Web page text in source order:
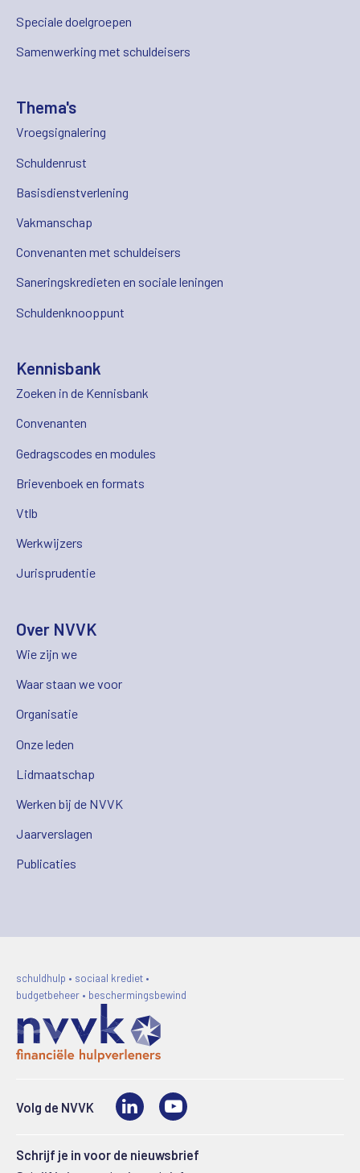
Speciale doelgroepen
Samenwerking met schuldeisers
Thema's
Vroegsignalering
Schuldenrust
Basisdienstverlening
Vakmanschap
Convenanten met schuldeisers
Saneringskredieten en sociale leningen
Schuldenknooppunt
Kennisbank
Zoeken in de Kennisbank
Convenanten
Gedragscodes en modules
Brievenboek en formats
Vtlb
Werkwijzers
Jurisprudentie
Over NVVK
Wie zijn we
Waar staan we voor
Organisatie
Onze leden
Lidmaatschap
Werken bij de NVVK
Jaarverslagen
Publicaties
schuldhulp • sociaal krediet •
budgetbeheer • beschermingsbewind
Volg de NVVK LinkedIn
Schrijf je in voor de nieuwsbrief